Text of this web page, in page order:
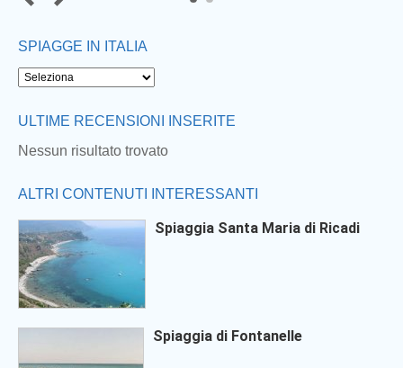
SPIAGGE IN ITALIA
ULTIME RECENSIONI INSERITE
Nessun risultato trovato
ALTRI CONTENUTI INTERESSANTI
Spiaggia Santa Maria di Ricadi
Spiaggia di Fontanelle